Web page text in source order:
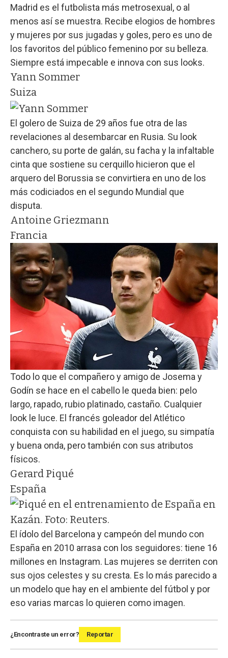
Madrid es el futbolista más metrosexual, o al
menos así se muestra. Recibe elogios de hombres
y mujeres por sus jugadas y goles, pero es uno de
los favoritos del público femenino por su belleza.
Siempre está impecable e innova con sus looks.
Yann Sommer
Suiza
El golero de Suiza de 29 años fue otra de las
revelaciones al desembarcar en Rusia. Su look
canchero, su porte de galán, su facha y la infaltable
cinta que sostiene su cerquillo hicieron que el
arquero del Borussia se convirtiera en uno de los
más codiciados en el segundo Mundial que
disputa.
Antoine Griezmann
Francia
Todo lo que el compañero y amigo de Josema y
Godín se hace en el cabello le queda bien: pelo
largo, rapado, rubio platinado, castaño. Cualquier
look le luce. El francés goleador del Atlético
conquista con su habilidad en el juego, su simpatía
y buena onda, pero también con sus atributos
físicos.
Gerard Piqué
España
El ídolo del Barcelona y campeón del mundo con
España en 2010 arrasa con los seguidores: tiene 16
millones en Instagram. Las mujeres se derriten con
sus ojos celestes y su cresta. Es lo más parecido a
un modelo que hay en el ambiente del fútbol y por
eso varias marcas lo quieren como imagen.
¿Encontraste un error? Reportar